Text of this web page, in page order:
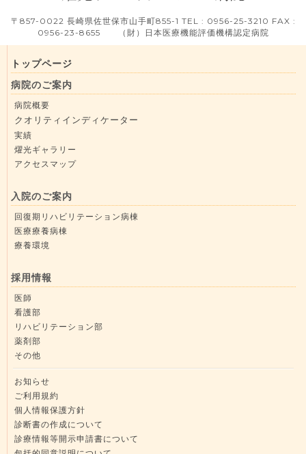
〒857-0022 長崎県佐世保市山手町855-1 TEL : 0956-25-3210 FAX :
0956-23-8655 （財）日本医療機能評価機構認定病院
トップページ
病院のご案内
病院概要
クオリティインディケーター
実績
燿光ギャラリー
アクセスマップ
入院のご案内
回復期リハビリテーション病棟
医療療養病棟
療養環境
採用情報
医師
看護部
リハビリテーション部
薬剤部
その他
お知らせ
ご利用規約
個人情報保護方針
診断書の作成について
診療情報等開示申請書について